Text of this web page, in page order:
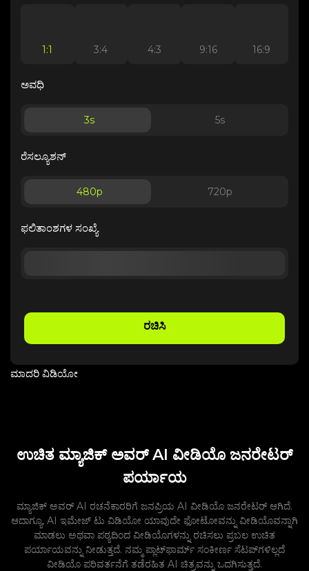
1:1 3:4 4:3 9:16 16:9
ಅವಧಿ
3s 5s
ರೆಸಲ್ಯೂಶನ್
480p 720p
ಫಲಿತಾಂಶಗಳ ಸಂಖ್ಯೆ
ರಚಿಸಿ
ಮಾದರಿ ವಿಡಿಯೋ
ಉಚಿತ ಮ್ಯಾಜಿಕ್ ಅವರ್ AI ವೀಡಿಯೊ ಜನರೇಟರ್
ಪರ್ಯಾಯ
ಮ್ಯಾಜಿಕ್ ಅವರ್ AI ರಚನೆಕಾರರಿಗೆ ಜನಪ್ರಿಯ AI ವೀಡಿಯೊ ಜನರೇಟರ್ ಆಗಿದೆ.
ಆದಾಗ್ಯೂ, AI ಇಮೇಜ್ ಟು ವಿಡಿಯೋ ಯಾವುದೇ ಫೋಟೋವನ್ನು ವೀಡಿಯೊವನ್ನಾಗಿ
ಮಾಡಲು ಅಥವಾ ಪಠ್ಯದಿಂದ ವೀಡಿಯೊಗಳನ್ನು ರಚಿಸಲು ಪ್ರಬಲ ಉಚಿತ
ಪರ್ಯಾಯವನ್ನು ನೀಡುತ್ತದೆ. ನಮ್ಮ ಪ್ಲಾಟ್‌ಫಾರ್ಮ್ ಸಂಕೀರ್ಣ ಸೆಟಪ್‌ಗಳಿಲ್ಲದೆ
ವೀಡಿಯೊ ಪರಿವರ್ತನೆಗೆ ತಡೆರಹಿತ AI ಚಿತ್ರವನ್ನು ಒದಗಿಸುತ್ತದೆ.